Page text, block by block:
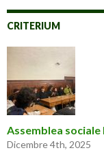
CRITERIUM
Assemblea
Dicembre 4th, 2025